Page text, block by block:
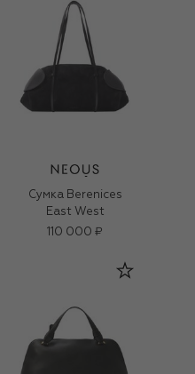
Сумка Berenices
East West
110 000 ₽